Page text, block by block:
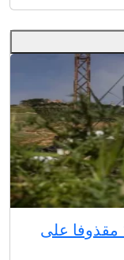
“اليونيفيل”: إسرائيل أطلقت 113 مقذوفا على